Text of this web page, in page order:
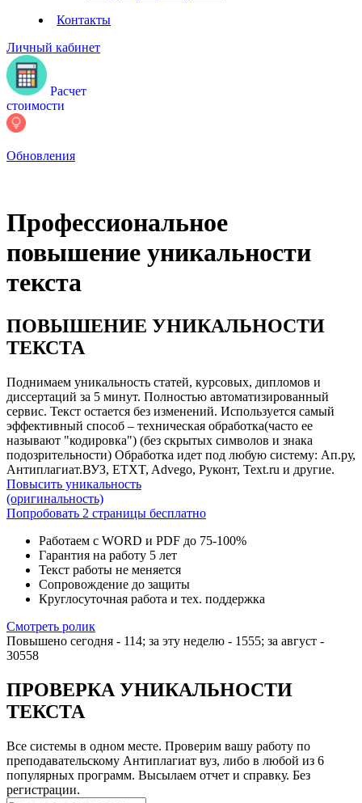
Контакты
Личный кабинет
Расчет
стоимости
Обновления
Профессиональное
повышение уникальности
текста
ПОВЫШЕНИЕ УНИКАЛЬНОСТИ
ТЕКСТА
Поднимаем уникальность статей, курсовых, дипломов и
диссертаций за 5 минут. Полностью автоматизированный
сервис. Текст остается без изменений. Используется самый
эффективный способ – техническая обработка(часто ее
называют "кодировка") (без скрытых символов и знака
подозрительности) Обработка идет под любую систему: Ап.ру,
Антиплагиат.ВУЗ, ETXT, Advego, Руконт, Text.ru и другие.
Повысить уникальность
(оригинальность)
Попробовать 2 страницы бесплатно
Работаем с WORD и PDF до 75-100%
Гарантия на работу 5 лет
Текст работы не меняется
Сопровождение до защиты
Круглосуточная работа и тех. поддержка
Смотреть ролик
Повышено сегодня - 114; за эту неделю - 1555; за август -
30558
ПРОВЕРКА УНИКАЛЬНОСТИ
ТЕКСТА
Все системы в одном месте. Проверим вашу работу по
преподавательскому Антиплагиат вуз, либо в любой из 6
популярных программ. Высылаем отчет и справку. Без
регистрации.